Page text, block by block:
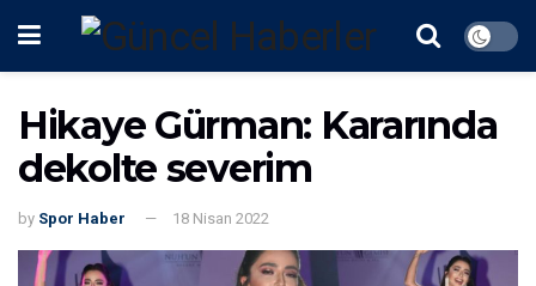
Hikaye Gürman: Kararında
dekolte severim
by Spor Haber 18 Nisan 2022